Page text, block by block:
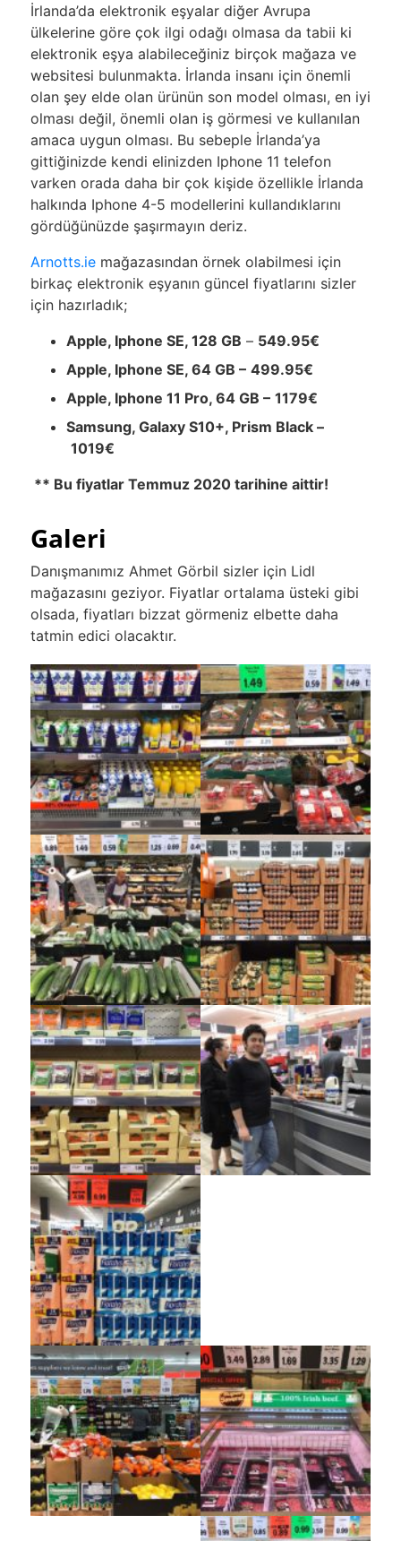
İrlanda’da elektronik eşyalar diğer Avrupa
ülkelerine göre çok ilgi odağı olmasa da tabii ki
elektronik eşya alabileceğiniz birçok mağaza ve
websitesi bulunmakta. İrlanda insanı için önemli
olan şey elde olan ürünün son model olması, en iyi
olması değil, önemli olan iş görmesi ve kullanılan
amaca uygun olması. Bu sebeple İrlanda’ya
gittiğinizde kendi elinizden Iphone 11 telefon
varken orada daha bir çok kişide özellikle İrlanda
halkında Iphone 4-5 modellerini kullandıklarını
gördüğünüzde şaşırmayın deriz.
Arnotts.ie mağazasından örnek olabilmesi için
birkaç elektronik eşyanın güncel fiyatlarını sizler
için hazırladık;
Apple, Iphone SE, 128 GB – 549.95€
Apple, Iphone SE, 64 GB – 499.95€
Apple, Iphone 11 Pro, 64 GB – 1179€
Samsung, Galaxy S10+, Prism Black –
1019€
** Bu fiyatlar Temmuz 2020 tarihine aittir!
Galeri
Danışmanımız Ahmet Görbil sizler için Lidl
mağazasını geziyor. Fiyatlar ortalama üsteki gibi
olsada, fiyatları bizzat görmeniz elbette daha
tatmin edici olacaktır.